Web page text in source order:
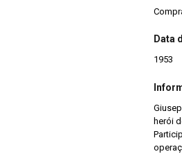
Data
1953
herói